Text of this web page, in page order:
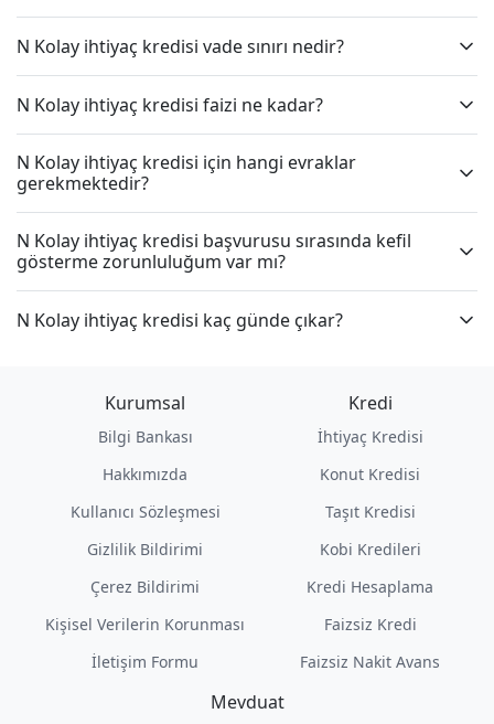
N Kolay ihtiyaç kredisi vade sınırı nedir?
N Kolay ihtiyaç kredisi faizi ne kadar?
N Kolay ihtiyaç kredisi için hangi evraklar
gerekmektedir?
N Kolay ihtiyaç kredisi başvurusu sırasında kefil
gösterme zorunluluğum var mı?
N Kolay ihtiyaç kredisi kaç günde çıkar?
Kurumsal
Bilgi Bankası
Hakkımızda
Kullanıcı Sözleşmesi
Gizlilik Bildirimi
Çerez Bildirimi
Kişisel Verilerin Korunması
İletişim Formu
Kredi
İhtiyaç Kredisi
Konut Kredisi
Taşıt Kredisi
Kobi Kredileri
Kredi Hesaplama
Faizsiz Kredi
Faizsiz Nakit Avans
Mevduat